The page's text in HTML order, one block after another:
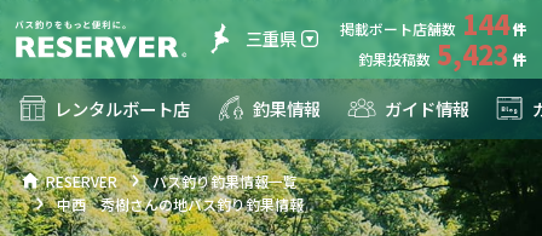
三重県 掲載ボート店舗数 144
釣果投稿数 5,423
レンタルボート店 釣果情報 ガイド情報
RESERVER
バス釣り釣果情報一覧
中西 秀樹さんの地バス釣り釣果情報